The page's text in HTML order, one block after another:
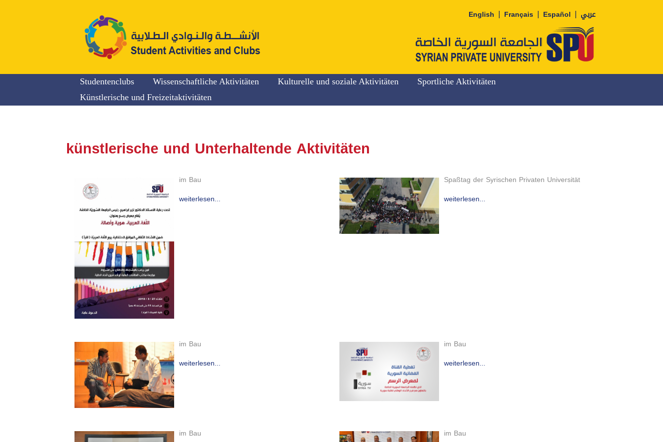
English | Français | Español | عربي
Studentenclubs Wissenschaftliche Aktivitäten Kulturelle und soziale Aktivitäten
Sportliche Aktivitäten
Künstlerische und Freizeitaktivitäten
künstlerische und Unterhaltende Aktivitäten
im Bau
weiterlesen...
Spaßtag der Syrischen Privaten Universität
weiterlesen...
im Bau
weiterlesen...
im Bau
weiterlesen...
im Bau im Bau